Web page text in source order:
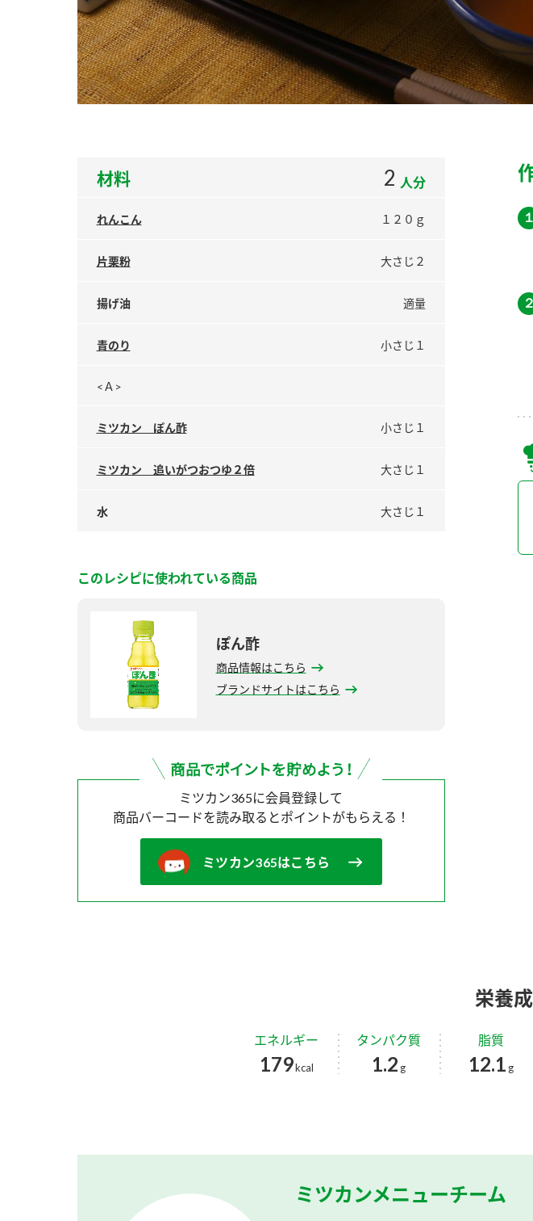
材料 2 人分
れんこん １２０ｇ
片栗粉 大さじ２
揚げ油 適量
青のり 小さじ１
<Ａ>
ミツカン ぽん酢 小さじ１
ミツカン 追いがつおつゆ２倍 大さじ１
水 大さじ１
このレシピに使われている商品
ぽん酢
商品情報はこちら
ブランドサイトはこちら
ミツカン365に会員登録して
商品バーコードを読み取ると ポイントがもらえる！
ミツカン365はこちら
１
２
栄養
エネルギー
179kcal
タンパク質
1.2 g
脂質
12.1 g
ミツカンメニューチーム